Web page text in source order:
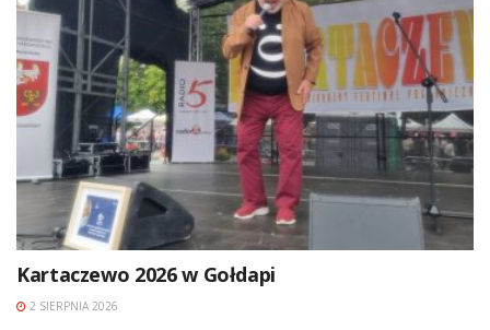
Kartaczewo 2026 w Gołdapi
2 SIERPNIA 2026